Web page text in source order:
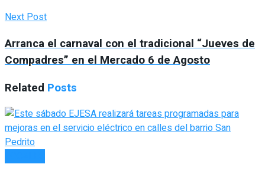
Next Post
Arranca el carnaval con el tradicional “Jueves de
Compadres” en el Mercado 6 de Agosto
Related Posts